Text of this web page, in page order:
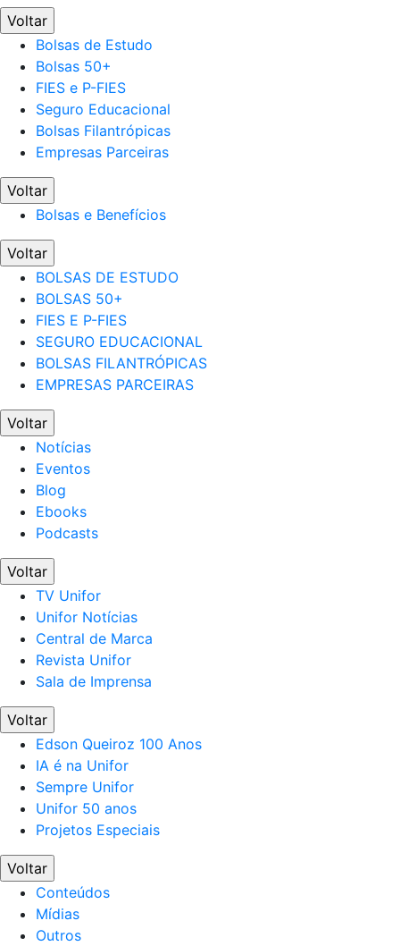
Voltar
Bolsas de Estudo
Bolsas 50+
FIES e P-FIES
Seguro Educacional
Bolsas Filantrópicas
Empresas Parceiras
Voltar
Bolsas e Benefícios
Voltar
BOLSAS DE ESTUDO
BOLSAS 50+
FIES E P-FIES
SEGURO EDUCACIONAL
BOLSAS FILANTRÓPICAS
EMPRESAS PARCEIRAS
Voltar
Notícias
Eventos
Blog
Ebooks
Podcasts
Voltar
TV Unifor
Unifor Notícias
Central de Marca
Revista Unifor
Sala de Imprensa
Voltar
Edson Queiroz 100 Anos
IA é na Unifor
Sempre Unifor
Unifor 50 anos
Projetos Especiais
Voltar
Conteúdos
Mídias
Outros